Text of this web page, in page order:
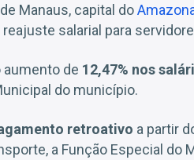
Manaus, capital do
salarial para
aumento de 12,47% nos
do município.
retroativo a partir
a Função Especial do